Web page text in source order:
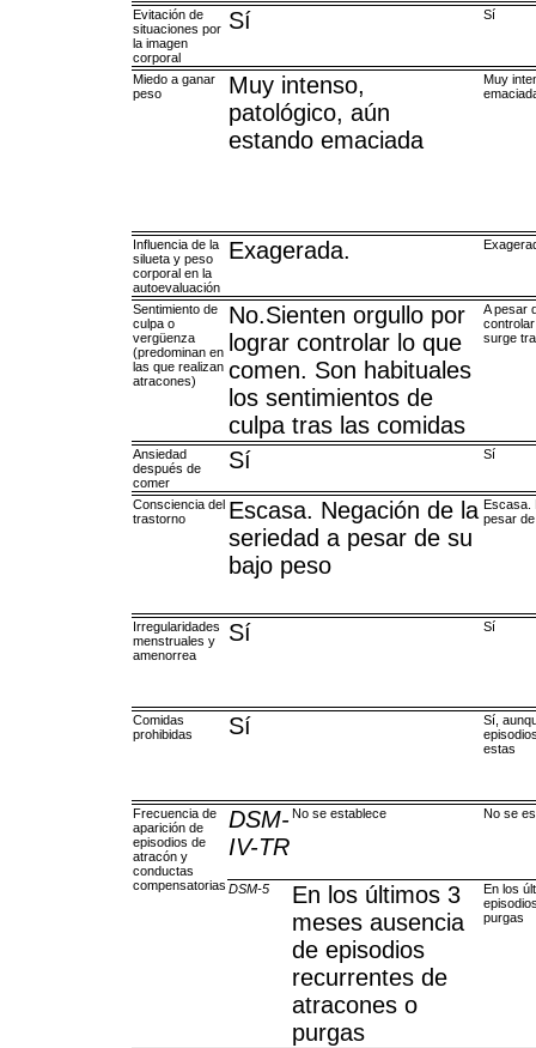
Evitación de
situaciones por
la imagen
corporal
Sí Sí
Miedo a ganar
peso
Muy intenso,
patológico, aún
estando emaciada
Muy
Influencia de la
silueta y peso
corporal en la
autoevaluación
Exagerada.
Sentimiento de
culpa o
vergüenza
(predominan en
las que realizan
atracones)
No.Sienten orgullo por
lograr controlar lo que
comen. Son habituales
los sentimientos de
culpa tras las comidas
A pesar
surge
Ansiedad
después de
comer
Sí Sí
Consciencia del
trastorno
Escasa. Negación de la
seriedad a pesar de su
bajo peso
Escasa.
pesar
Irregularidades
menstruales y
amenorrea
Sí Sí
Comidas
prohibidas
Sí
Sí,
estas
Frecuencia de
aparición de
episodios de
atracón y
conductas
compensatorias
DSM-
IV-TR
No se establece No se
DSM-5
En los últimos 3
meses ausencia
de episodios
recurrentes de
atracones o
purgas
En los
purgas